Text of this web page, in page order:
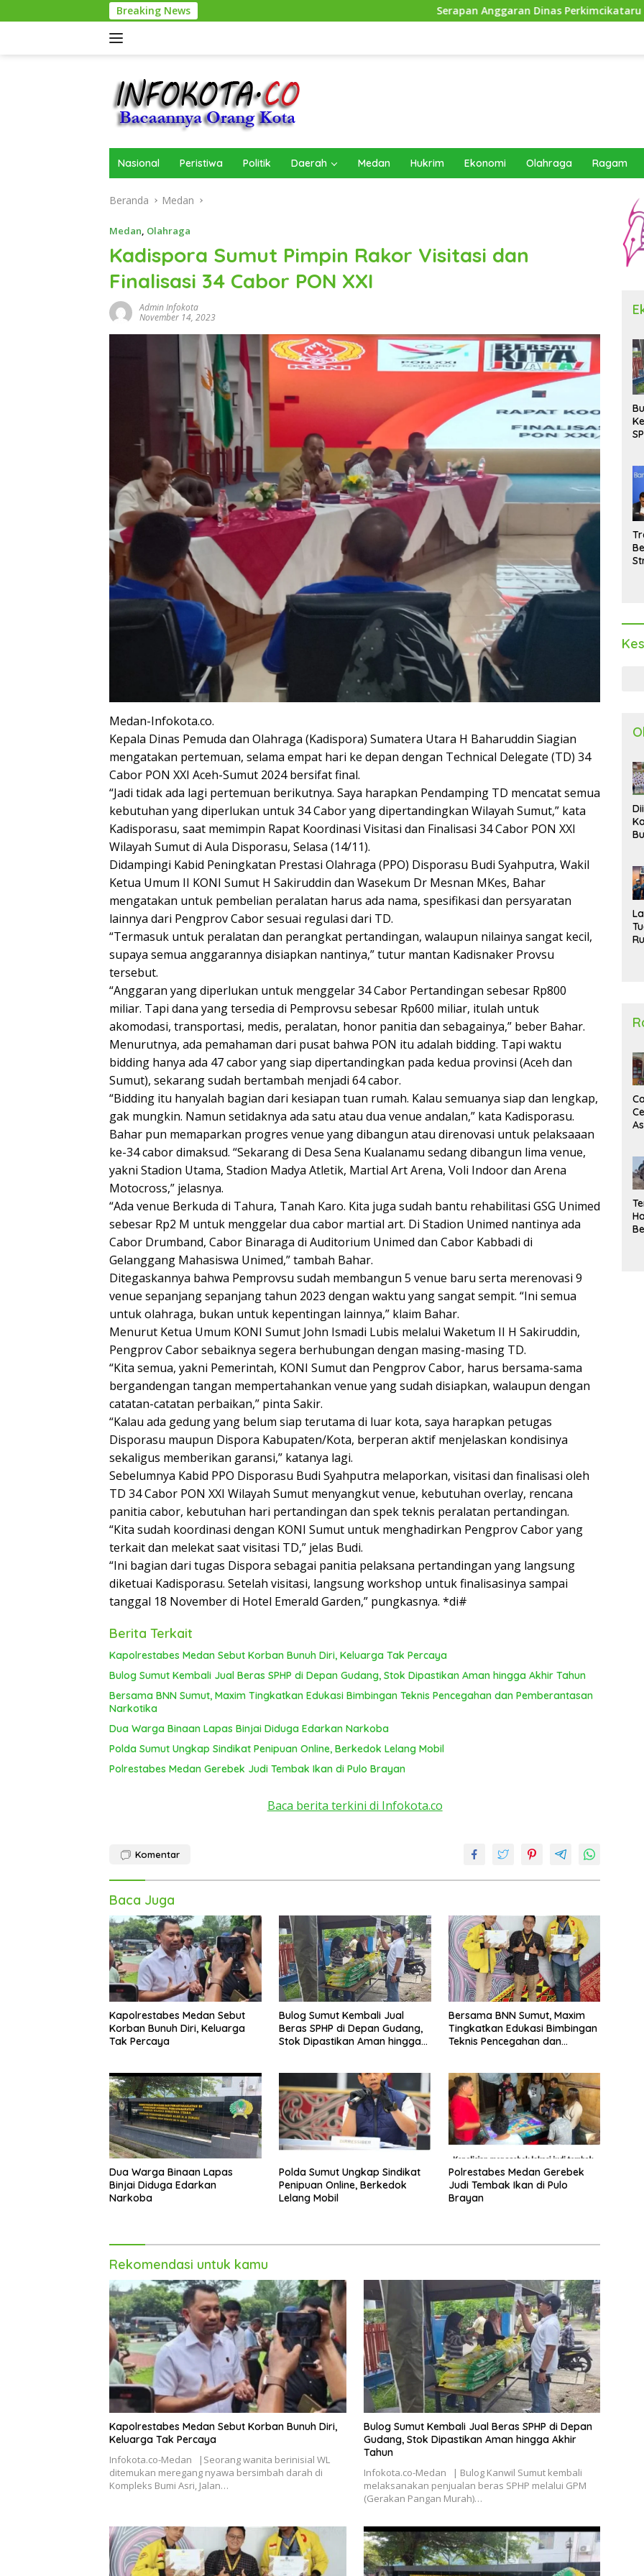
ke
Breaking News Serapan Anggaran Dinas Perkimcikataru Paling Buruk, Plh
Nasional Peristiwa Politik Daerah Medan Hukrim Ekonomi Olahraga Ragam
Beranda Medan
Medan, Olahraga
Kadispora Sumut Pimpin Rakor Visitasi dan
Finalisasi 34 Cabor PON XXI
Admin Infokota
November 14, 2023
Medan-Infokota.co.
Kepala Dinas Pemuda dan Olahraga (Kadispora) Sumatera Utara H Baharuddin Siagian
mengatakan pertemuan, selama empat hari ke depan dengan Technical Delegate (TD) 34
Cabor PON XXI Aceh-Sumut 2024 bersifat final.
“Jadi tidak ada lagi pertemuan berikutnya. Saya harapkan Pendamping TD mencatat semua
kebutuhan yang diperlukan untuk 34 Cabor yang dipertandingkan Wilayah Sumut,” kata
Kadisporasu, saat memimpin Rapat Koordinasi Visitasi dan Finalisasi 34 Cabor PON XXI
Wilayah Sumut di Aula Disporasu, Selasa (14/11).
Didampingi Kabid Peningkatan Prestasi Olahraga (PPO) Disporasu Budi Syahputra, Wakil
Ketua Umum II KONI Sumut H Sakiruddin dan Wasekum Dr Mesnan MKes, Bahar
mengatakan untuk pembelian peralatan harus ada nama, spesifikasi dan persyaratan
lainnya dari Pengprov Cabor sesuai regulasi dari TD.
“Termasuk untuk peralatan dan perangkat pertandingan, walaupun nilainya sangat kecil,
supaya semua anggarannya disiapkan nantinya,” tutur mantan Kadisnaker Provsu
tersebut.
“Anggaran yang diperlukan untuk menggelar 34 Cabor Pertandingan sebesar Rp800
miliar. Tapi dana yang tersedia di Pemprovsu sebesar Rp600 miliar, itulah untuk
akomodasi, transportasi, medis, peralatan, honor panitia dan sebagainya,” beber Bahar.
Menurutnya, ada pemahaman dari pusat bahwa PON itu adalah bidding. Tapi waktu
bidding hanya ada 47 cabor yang siap dipertandingkan pada kedua provinsi (Aceh dan
Sumut), sekarang sudah bertambah menjadi 64 cabor.
“Bidding itu hanyalah bagian dari kesiapan tuan rumah. Kalau semuanya siap dan lengkap,
gak mungkin. Namun setidaknya ada satu atau dua venue andalan,” kata Kadisporasu.
Bahar pun memaparkan progres venue yang dibangun atau direnovasi untuk pelaksaaan
ke-34 cabor dimaksud. “Sekarang di Desa Sena Kualanamu sedang dibangun lima venue,
yakni Stadion Utama, Stadion Madya Atletik, Martial Art Arena, Voli Indoor dan Arena
Motocross,” jelasnya.
“Ada venue Berkuda di Tahura, Tanah Karo. Kita juga sudah bantu rehabilitasi GSG Unimed
sebesar Rp2 M untuk menggelar dua cabor martial art. Di Stadion Unimed nantinya ada
Cabor Drumband, Cabor Binaraga di Auditorium Unimed dan Cabor Kabbadi di
Gelanggang Mahasiswa Unimed,” tambah Bahar.
Ditegaskannya bahwa Pemprovsu sudah membangun 5 venue baru serta merenovasi 9
venue sepanjang sepanjang tahun 2023 dengan waktu yang sangat sempit. “Ini semua
untuk olahraga, bukan untuk kepentingan lainnya,” klaim Bahar.
Menurut Ketua Umum KONI Sumut John Ismadi Lubis melalui Waketum II H Sakiruddin,
Pengprov Cabor sebaiknya segera berhubungan dengan masing-masing TD.
“Kita semua, yakni Pemerintah, KONI Sumut dan Pengprov Cabor, harus bersama-sama
bergandengan tangan mempertahankan venue yang sudah disiapkan, walaupun dengan
catatan-catatan perbaikan,” pinta Sakir.
“Kalau ada gedung yang belum siap terutama di luar kota, saya harapkan petugas
Disporasu maupun Dispora Kabupaten/Kota, berperan aktif menjelaskan kondisinya
sekaligus memberikan garansi,” katanya lagi.
Sebelumnya Kabid PPO Disporasu Budi Syahputra melaporkan, visitasi dan finalisasi oleh
TD 34 Cabor PON XXI Wilayah Sumut menyangkut venue, kebutuhan overlay, rencana
panitia cabor, kebutuhan hari pertandingan dan spek teknis peralatan pertandingan.
“Kita sudah koordinasi dengan KONI Sumut untuk menghadirkan Pengprov Cabor yang
terkait dan melekat saat visitasi TD,” jelas Budi.
“Ini bagian dari tugas Dispora sebagai panitia pelaksana pertandingan yang langsung
diketuai Kadisporasu. Setelah visitasi, langsung workshop untuk finalisasinya sampai
tanggal 18 November di Hotel Emerald Garden,” pungkasnya. *di#
Berita Terkait
Kapolrestabes Medan Sebut Korban Bunuh Diri, Keluarga Tak Percaya
Bulog Sumut Kembali Jual Beras SPHP di Depan Gudang, Stok Dipastikan Aman hingga Akhir Tahun
Bersama BNN Sumut, Maxim Tingkatkan Edukasi Bimbingan Teknis Pencegahan dan Pemberantasan
Narkotika
Dua Warga Binaan Lapas Binjai Diduga Edarkan Narkoba
Polda Sumut Ungkap Sindikat Penipuan Online, Berkedok Lelang Mobil
Polrestabes Medan Gerebek Judi Tembak Ikan di Pulo Brayan
Baca berita terkini di Infokota.co
Komentar
Baca Juga
Kapolrestabes Medan Sebut
Korban Bunuh Diri, Keluarga
Tak Percaya
Bulog Sumut Kembali Jual
Beras SPHP di Depan Gudang,
Stok Dipastikan Aman hingga
Bersama BNN Sumut, Maxim
Tingkatkan Edukasi Bimbingan
Teknis Pencegahan dan
Dua Warga Binaan Lapas
Binjai Diduga Edarkan
Narkoba
Polda Sumut Ungkap Sindikat
Penipuan Online, Berkedok
Lelang Mobil
Polrestabes Medan Gerebek
Judi Tembak Ikan di Pulo
Brayan
Rekomendasi untuk kamu
Kapolrestabes Medan Sebut Korban Bunuh Diri,
Keluarga Tak Percaya
Infokota.co-Medan |Seorang wanita berinisial WL
ditemukan meregang nyawa bersimbah darah di
Kompleks Bumi Asri, Jalan…
Bulog Sumut Kembali Jual Beras SPHP di Depan
Gudang, Stok Dipastikan Aman hingga Akhir
Tahun
Infokota.co-Medan | Bulog Kanwil Sumut kembali
melaksanakan penjualan beras SPHP melalui GPM
(Gerakan Pangan Murah)…